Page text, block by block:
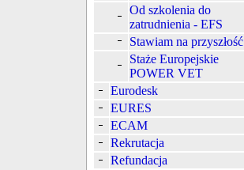
Od szkolenia do
zatrudnienia - EFS
Stawiam na przyszłość
Staże Europejskie
POWER VET
Eurodesk
EURES
ECAM
Rekrutacja
Refundacja